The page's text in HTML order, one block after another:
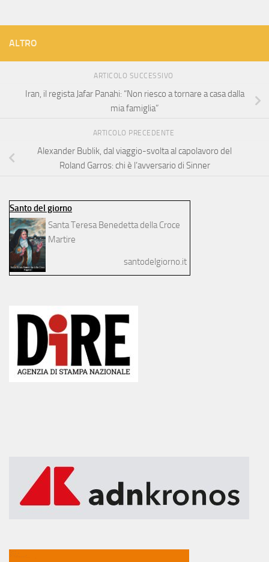
ALTRO
ARTICOLO SUCCESSIVO
Iran, il regista Jafar Panahi: “Non riesco a tornare a casa dalla
mia famiglia”
ARTICOLO PRECEDENTE
Alexander Bublik, dal viaggio-svolta al capolavoro del
Roland Garros: chi è l’avversario di Sinner
Santo del giorno
Santa Teresa Benedetta della Croce
Martire
santodelgiorno.it